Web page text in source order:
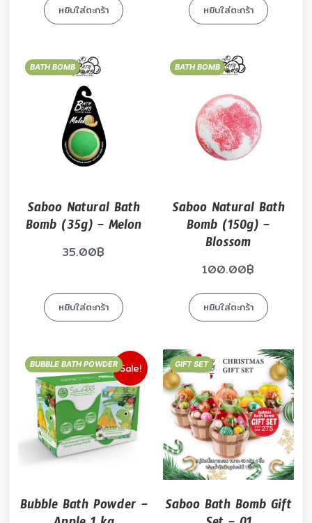
หยิบใส่ตะกร้า หยิบใส่ตะกร้า
BATH BOMB
Saboo Natural Bath
Bomb (35g) – Melon
35.00฿
หยิบใส่ตะกร้า
BATH BOMB
Saboo Natural Bath
Bomb (150g) –
Blossom
100.00฿
หยิบใส่ตะกร้า
Sale!
BUBBLE BATH POWDER
Bubble Bath Powder –
GIFT SET
Saboo Bath Bomb Gift